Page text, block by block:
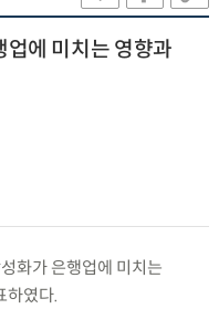
에 미치는 영향과
화가 은행업에 미치는
하였다.